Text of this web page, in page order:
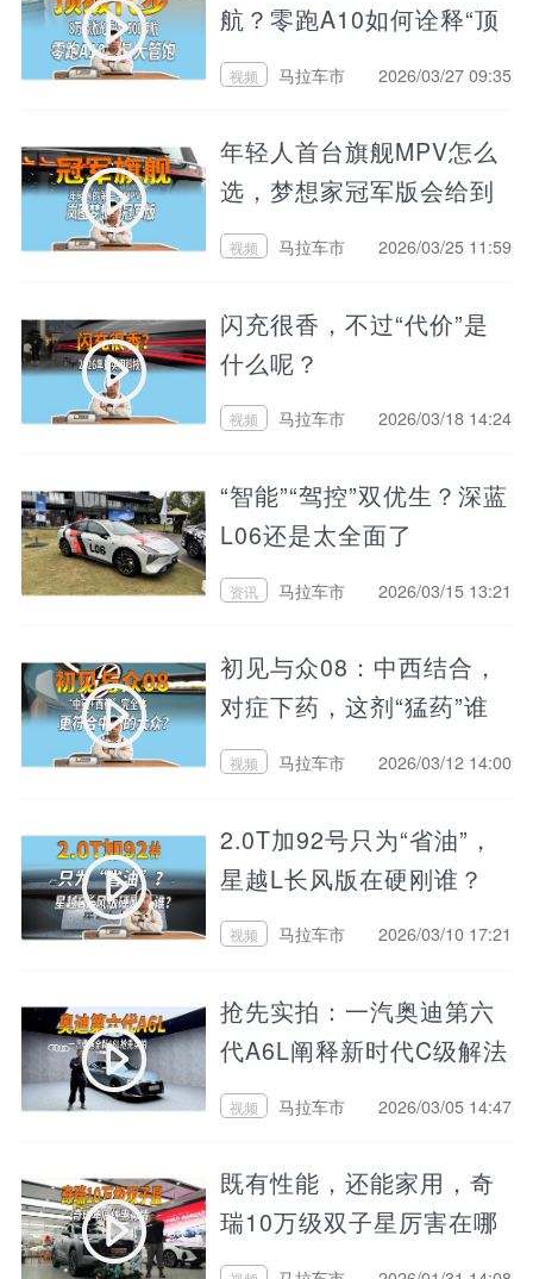
航？零跑A10如何诠释“顶
级代步”
视频 马拉车市 2026/03/27 09:35
年轻人首台旗舰MPV怎么
选，梦想家冠军版会给到
答案吗？
视频 马拉车市 2026/03/25 11:59
闪充很香，不过“代价”是
什么呢？
视频 马拉车市 2026/03/18 14:24
“智能”“驾控”双优生？深蓝
L06还是太全面了
资讯 马拉车市 2026/03/15 13:21
初见与众08：中西结合，
对症下药，这剂“猛药”谁
能顶住？
视频 马拉车市 2026/03/12 14:00
2.0T加92号只为“省油”，
星越L长风版在硬刚谁？
视频 马拉车市 2026/03/10 17:21
抢先实拍：一汽奥迪第六
代A6L阐释新时代C级解法
视频 马拉车市 2026/03/05 14:47
既有性能，还能家用，奇
瑞10万级双子星厉害在哪
儿？